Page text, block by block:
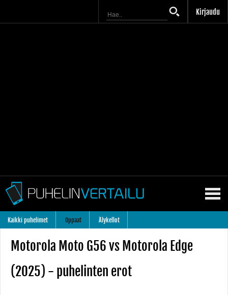
Kirjaudu
Kaikki puhelimet Oppaat Älykellot
Motorola Moto G56 vs Motorola Edge
(2025) - puhelinten erot